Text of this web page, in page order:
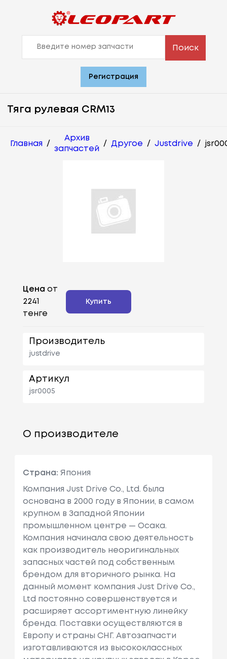
Поиск
Регистрация
Тяга рулевая CRM13
Главная /
Архив
запчастей
/ Другое / Justdrive /
Цена от
2241
тенге
Купить
Производитель
justdrive
Артикул
jsr0005
О производителе
Страна: Япония
Компания Just Drive Co., Ltd. была
основана в 2000 году в Японии, в самом
крупном в Западной Японии
промышленном центре — Осака.
Компания начинала свою деятельность
как производитель неоригинальных
запасных частей под собственным
брендом для вторичного рынка. На
данный момент компания Just Drive Co.,
Ltd постоянно совершенствуется и
расширяет ассортиментную линейку
бренда. Поставки осуществляются в
Европу и страны СНГ. Автозапчасти
изготавливаются из высококлассных